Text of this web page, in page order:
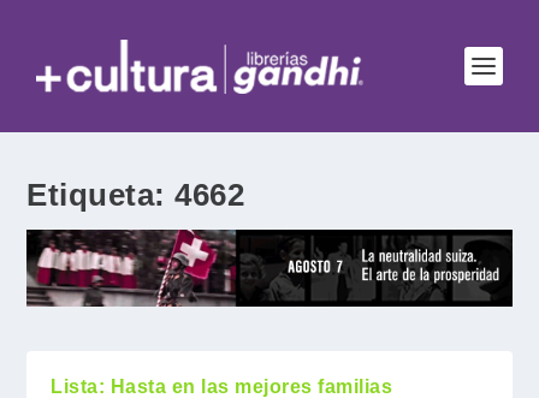
Etiqueta:4662
Lista: Hasta en las mejores familias